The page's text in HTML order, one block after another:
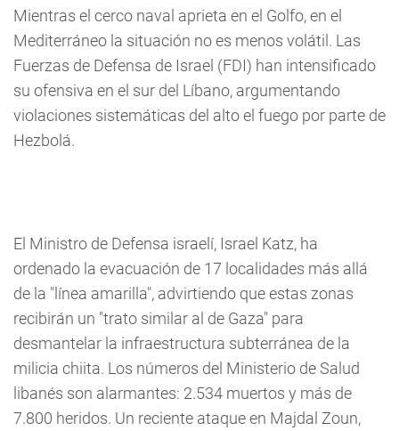
Mientras el cerco naval aprieta en el Golfo, en el
Mediterráneo la situación no es menos volátil. Las
Fuerzas de Defensa de Israel (FDI) han intensificado
su ofensiva en el sur del Líbano, argumentando
violaciones sistemáticas del alto el fuego por parte de
Hezbolá.
El Ministro de Defensa israelí, Israel Katz, ha
ordenado la evacuación de 17 localidades más allá
de la "línea amarilla", advirtiendo que estas zonas
recibirán un "trato similar al de Gaza" para
desmantelar la infraestructura subterránea de la
milicia chiita. Los números del Ministerio de Salud
libanés son alarmantes: 2.534 muertos y más de
7.800 heridos. Un reciente ataque en Majdal Zoun,